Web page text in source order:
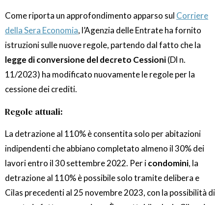
Come riporta un approfondimento apparso sul Corriere
della Sera Economia, l’Agenzia delle Entrate ha fornito
istruzioni sulle nuove regole, partendo dal fatto che la
legge di conversione del decreto Cessioni(Dl n.
11/2023) ha modificato nuovamente le regole per la
cessione dei crediti.
Regole attuali:
La detrazione al 110% è consentita solo per abitazioni
indipendenti che abbiano completato almeno il 30% dei
lavori entro il 30 settembre 2022. Per icondomini, la
detrazione al 110% è possibile solo tramite delibera e
Cilas precedenti al 25 novembre 2023, con la possibilità di